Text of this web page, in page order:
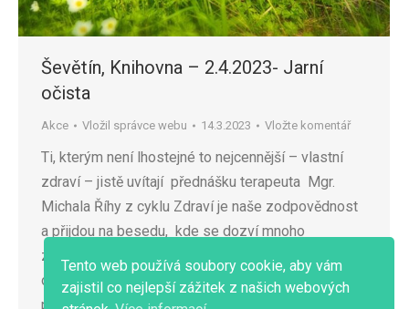
Ševětín, Knihovna – 2.4.2023- Jarní
očista
Akce Vložil správce webu 14.3.2023 Vložte komentář
Ti, kterým není lhostejné to nejcennější – vlastní
zdraví – jistě uvítají přednášku terapeuta Mgr.
Michala Říhy z cyklu Zdraví je naše zodpovědnost
a přijdou na besedu, kde se dozví mnoho
zajímavých informací, Proč je dobré provádět jarní
očisty, jak pomocí bylin a přírodních prostředků
podpořit zdravé fungování vlastního těla.. a jak své
Tento web používá soubory cookie, aby vám
zajistil co nejlepší zážitek z našich webových